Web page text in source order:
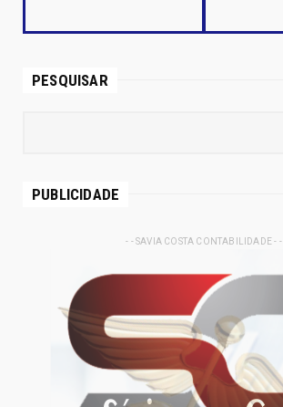
PESQUISAR
PUBLICIDADE
- - SAVIA COSTA CONTABILIDADE - -